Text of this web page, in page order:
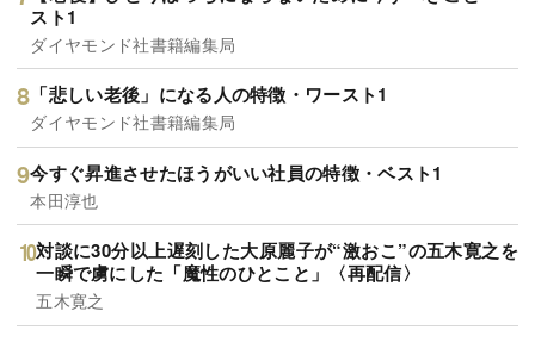
スト1
ダイヤモンド社書籍編集局
「悲しい老後」になる人の特徴・ワースト1
ダイヤモンド社書籍編集局
今すぐ昇進させたほうがいい社員の特徴・ベスト1
本田淳也
対談に30分以上遅刻した大原麗子が“激おこ”の五木寛之を
一瞬で虜にした「魔性のひとこと」〈再配信〉
五木寛之